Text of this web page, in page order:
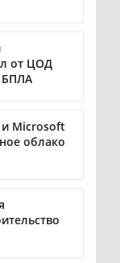
от ЦОД
БПЛА
и Microsoft
облако